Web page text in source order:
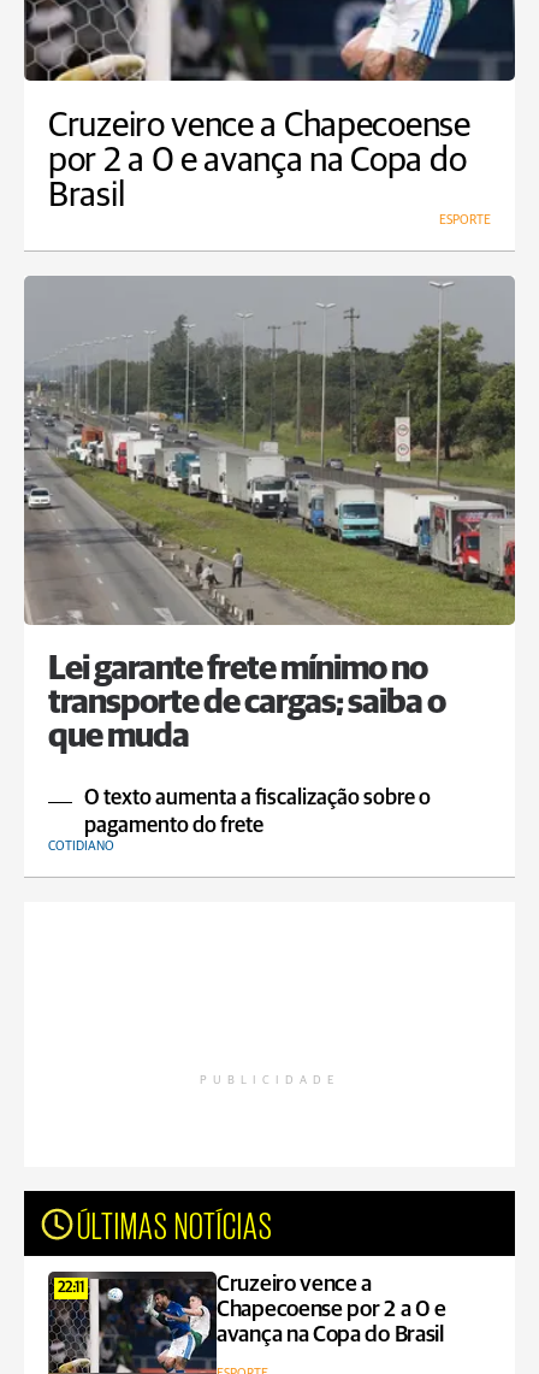
Cruzeiro vence a Chapecoense
por 2 a 0 e avança na Copa do
Brasil
ESPORTE
Lei garante frete mínimo no
transporte de cargas; saiba o
que muda
O texto aumenta a fiscalização sobre o
pagamento do frete
COTIDIANO
PUBLICIDADE
ÚLTIMAS NOTÍCIAS
22:11
Cruzeiro vence a
Chapecoense por 2 a 0 e
avança na Copa do Brasil